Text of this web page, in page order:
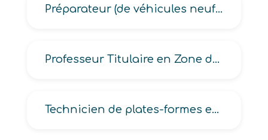
Préparateur (de véhicules neufs ou d’occasion, de voitures de compétition automobile)
Professeur Titulaire en Zone de Remplacement -TZR-
Technicien de plates-formes en électromécanique-électrotechnique